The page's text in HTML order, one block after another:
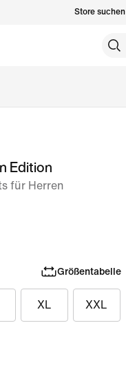
Store suchen
Edition
für Herren
Größentabelle
XL XXL